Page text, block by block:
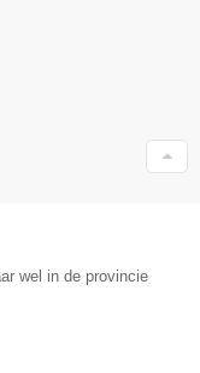
wel in de provincie